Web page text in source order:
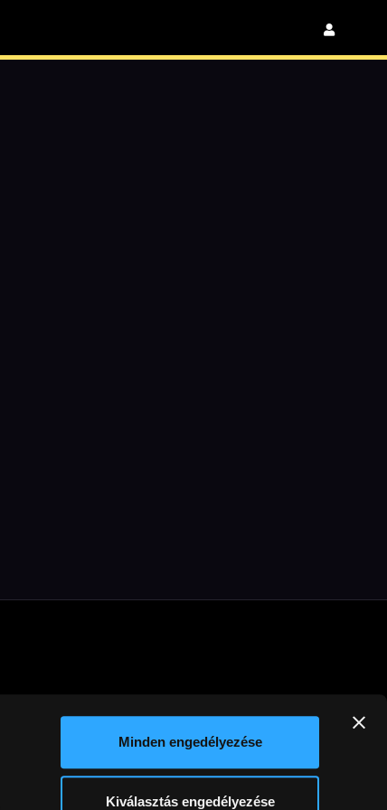
Minden engedélyezése
Kiválasztás engedélyezése